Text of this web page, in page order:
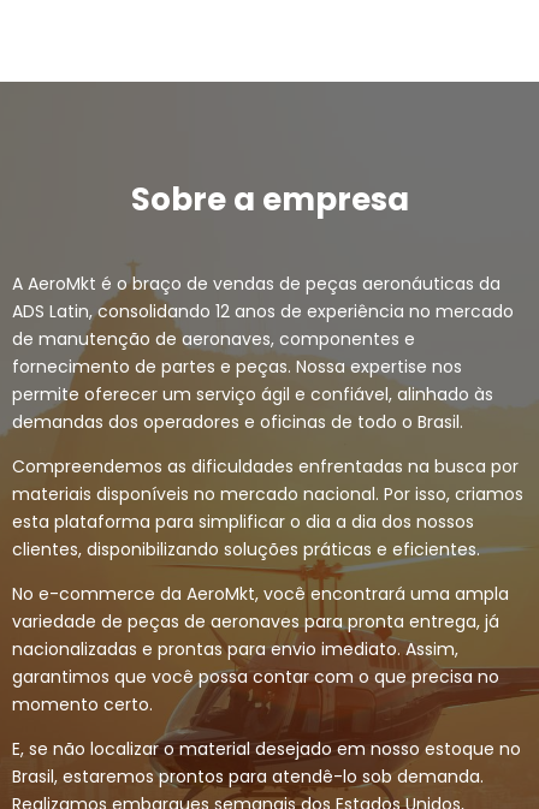
Sobre a empresa
A AeroMkt é o braço de vendas de peças aeronáuticas da
ADS Latin, consolidando 12 anos de experiência no mercado
de manutenção de aeronaves, componentes e
fornecimento de partes e peças. Nossa expertise nos
permite oferecer um serviço ágil e confiável, alinhado às
demandas dos operadores e oficinas de todo o Brasil.
Compreendemos as dificuldades enfrentadas na busca por
materiais disponíveis no mercado nacional. Por isso, criamos
esta plataforma para simplificar o dia a dia dos nossos
clientes, disponibilizando soluções práticas e eficientes.
No e-commerce da AeroMkt, você encontrará uma ampla
variedade de peças de aeronaves para pronta entrega, já
nacionalizadas e prontas para envio imediato. Assim,
garantimos que você possa contar com o que precisa no
momento certo.
E, se não localizar o material desejado em nosso estoque no
Brasil, estaremos prontos para atendê-lo sob demanda.